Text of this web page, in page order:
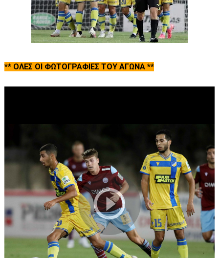
** ΟΛΕΣ ΟΙ ΦΩΤΟΓΡΑΦΙΕΣ ΤΟΥ ΑΓΩΝΑ **